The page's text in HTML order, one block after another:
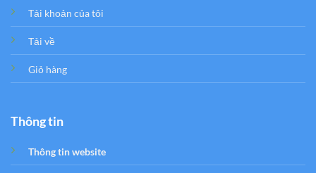
Tải khoản của tôi
Tải về
Giỏ hàng
Thông tin
Thông tin website